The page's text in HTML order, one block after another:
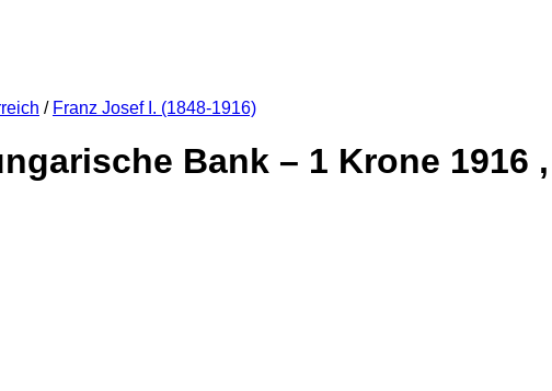
/ Franz Josef I. (1848-1916)
Bank – 1 Krone 1916 ,